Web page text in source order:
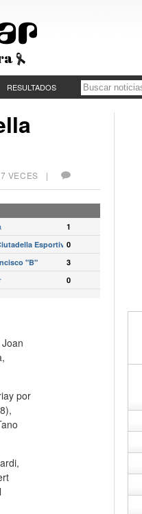
RESULTADOS
VECES |
1
Esportiva0
"B"
3
0
por